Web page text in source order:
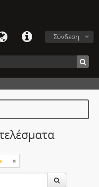
Σύνδεση
Εταιρεία Μελέτης Ιστορίας της Αριστερής Νεολαίας